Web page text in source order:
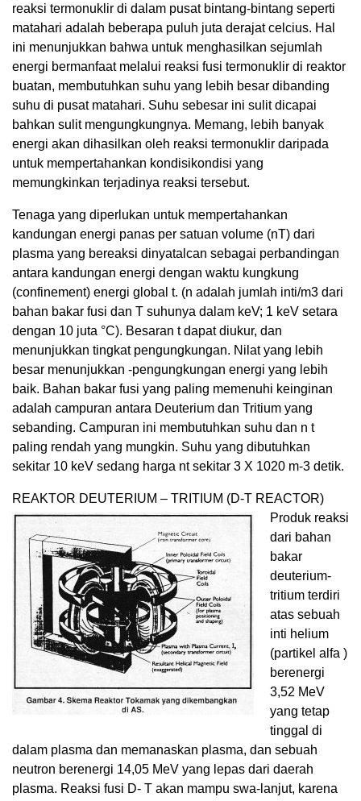
reaksi termonuklir di dalam pusat bintang-bintang seperti
matahari adalah beberapa puluh juta derajat celcius. Hal
ini menunjukkan bahwa untuk menghasilkan sejumlah
energi bermanfaat melalui reaksi fusi termonuklir di reaktor
buatan, membutuhkan suhu yang lebih besar dibanding
suhu di pusat matahari. Suhu sebesar ini sulit dicapai
bahkan sulit mengungkungnya. Memang, lebih banyak
energi akan dihasilkan oleh reaksi termonuklir daripada
untuk mempertahankan kondisikondisi yang
memungkinkan terjadinya reaksi tersebut.
Tenaga yang diperlukan untuk mempertahankan
kandungan energi panas per satuan volume (nT) dari
plasma yang bereaksi dinyatalcan sebagai perbandingan
antara kandungan energi dengan waktu kungkung
(confinement) energi global t. (n adalah jumlah inti/m3 dari
bahan bakar fusi dan T suhunya dalam keV; 1 keV setara
dengan 10 juta °C). Besaran t dapat diukur, dan
menunjukkan tingkat pengungkungan. Nilat yang lebih
besar menunjukkan -pengungkungan energi yang lebih
baik. Bahan bakar fusi yang paling memenuhi keinginan
adalah campuran antara Deuterium dan Tritium yang
sebanding. Campuran ini membutuhkan suhu dan n t
paling rendah yang mungkin. Suhu yang dibutuhkan
sekitar 10 keV sedang harga nt sekitar 3 X 1020 m-3 detik.
REAKTOR DEUTERIUM – TRITIUM (D-T REACTOR)
Produk reaksi
dari bahan
bakar
deuterium-
tritium terdiri
atas sebuah
inti helium
(partikel alfa )
berenergi
3,52 MeV
yang tetap
tinggal di
dalam plasma dan memanaskan plasma, dan sebuah
neutron berenergi 14,05 MeV yang lepas dari daerah
plasma. Reaksi fusi D- T akan mampu swa-lanjut, karena